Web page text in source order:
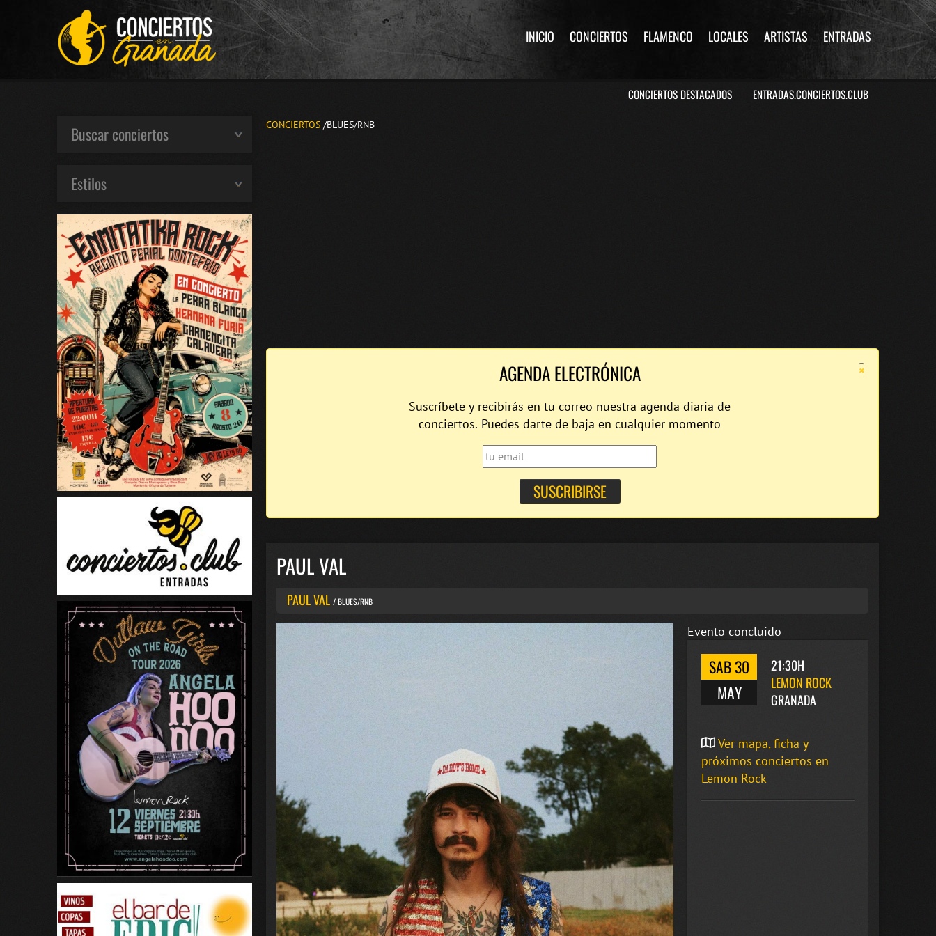
INICIO CONCIERTOS FLAMENCO LOCALES ARTISTAS ENTRADAS
CONCIERTOS DESTACADOS ENTRADAS.CONCIERTOS.CLUB
CONCIERTOS /BLUES/RNB
×
AGENDA ELECTRÓNICA
Suscríbete y recibirás en tu correo nuestra agenda diaria de
conciertos. Puedes darte de baja en cualquier momento
PAUL VAL
PAUL VAL / BLUES/RNB
Evento concluido
SAB 30
MAY
21:30H
LEMON ROCK
GRANADA
Ver mapa, ficha y
próximos conciertos en
Lemon Rock
Buscar conciertos
Estilos